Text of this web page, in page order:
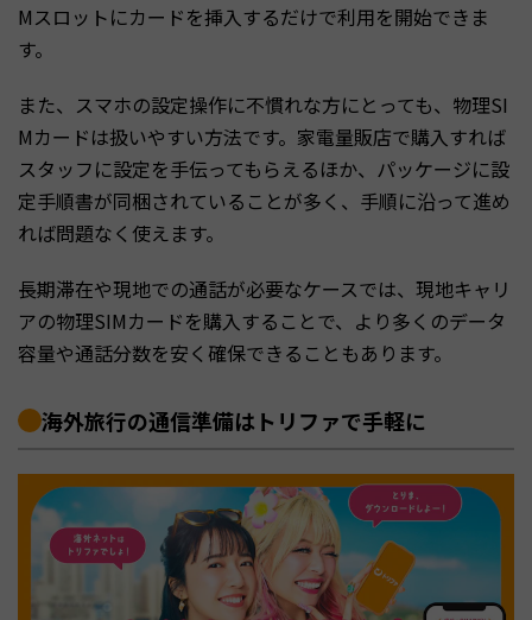
Mスロットにカードを挿入するだけで利用を開始できま
す。
また、スマホの設定操作に不慣れな方にとっても、物理SI
Mカードは扱いやすい方法です。家電量販店で購入すれば
スタッフに設定を手伝ってもらえるほか、パッケージに設
定手順書が同梱されていることが多く、手順に沿って進め
れば問題なく使えます。
長期滞在や現地での通話が必要なケースでは、現地キャリ
アの物理SIMカードを購入することで、より多くのデータ
容量や通話分数を安く確保できることもあります。
海外旅行の通信準備はトリファで手軽に